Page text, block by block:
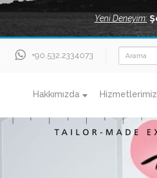
Yeni Deneyim:
+90.532.2334073
Hakkımızda Hizmetlerimiz